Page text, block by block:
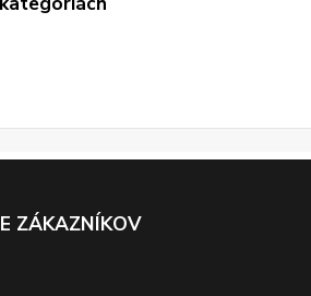
ZÁKAZNÍKOV